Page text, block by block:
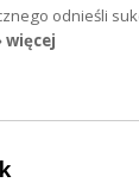
odnieśli
więcej